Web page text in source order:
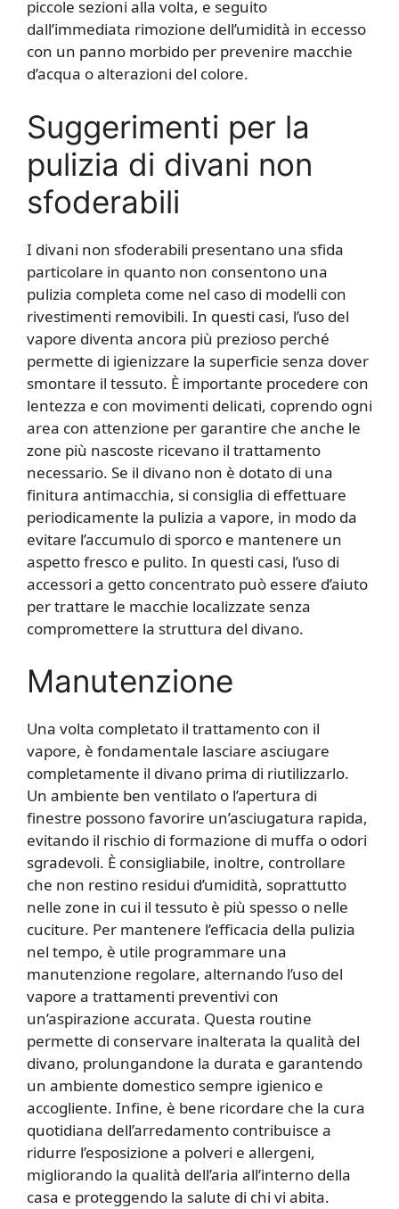
piccole sezioni alla volta, e seguito
dall’immediata rimozione dell’umidità in eccesso
con un panno morbido per prevenire macchie
d’acqua o alterazioni del colore.
Suggerimenti per la
pulizia di divani non
sfoderabili
I divani non sfoderabili presentano una sfida
particolare in quanto non consentono una
pulizia completa come nel caso di modelli con
rivestimenti removibili. In questi casi, l’uso del
vapore diventa ancora più prezioso perché
permette di igienizzare la superficie senza dover
smontare il tessuto. È importante procedere con
lentezza e con movimenti delicati, coprendo ogni
area con attenzione per garantire che anche le
zone più nascoste ricevano il trattamento
necessario. Se il divano non è dotato di una
finitura antimacchia, si consiglia di effettuare
periodicamente la pulizia a vapore, in modo da
evitare l’accumulo di sporco e mantenere un
aspetto fresco e pulito. In questi casi, l’uso di
accessori a getto concentrato può essere d’aiuto
per trattare le macchie localizzate senza
compromettere la struttura del divano.
Manutenzione
Una volta completato il trattamento con il
vapore, è fondamentale lasciare asciugare
completamente il divano prima di riutilizzarlo.
Un ambiente ben ventilato o l’apertura di
finestre possono favorire un’asciugatura rapida,
evitando il rischio di formazione di muffa o odori
sgradevoli. È consigliabile, inoltre, controllare
che non restino residui d’umidità, soprattutto
nelle zone in cui il tessuto è più spesso o nelle
cuciture. Per mantenere l’efficacia della pulizia
nel tempo, è utile programmare una
manutenzione regolare, alternando l’uso del
vapore a trattamenti preventivi con
un’aspirazione accurata. Questa routine
permette di conservare inalterata la qualità del
divano, prolungandone la durata e garantendo
un ambiente domestico sempre igienico e
accogliente. Infine, è bene ricordare che la cura
quotidiana dell’arredamento contribuisce a
ridurre l’esposizione a polveri e allergeni,
migliorando la qualità dell’aria all’interno della
casa e proteggendo la salute di chi vi abita.